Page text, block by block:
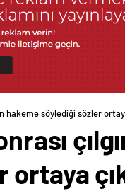
hakeme söylediği sözler